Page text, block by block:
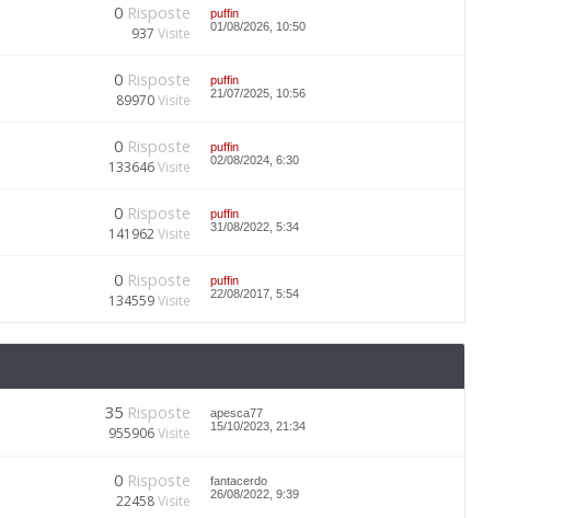
0 Risposte
937 Visite
puffin
01/08/2026, 10:50
0 Risposte
89970Visite
puffin
21/07/2025, 10:56
0 Risposte
133646Visite
puffin
02/08/2024, 6:30
0 Risposte
141962Visite
puffin
31/08/2022, 5:34
0 Risposte
134559Visite
puffin
22/08/2017, 5:54
35 Risposte
955906Visite
apesca77
15/10/2023, 21:34
0 Risposte
22458Visite
fantacerdo
26/08/2022, 9:39